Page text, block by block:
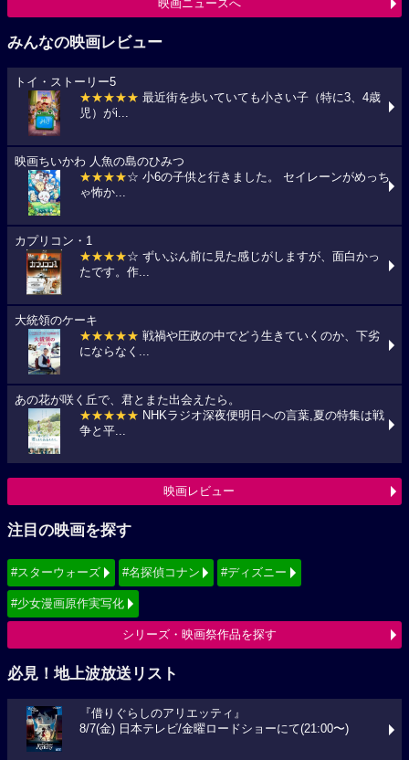
映画ニュースへ
みんなの映画レビュー
トイ・ストーリー5
★★★★★ 最近街を歩いていても小さい子（特に3、4歳
児）がi...
映画ちいかわ 人魚の島のひみつ
★★★★☆ 小6の子供と行きました。 セイレーンがめっち
ゃ怖か...
カプリコン・1
★★★★☆ ずいぶん前に見た感じがしますが、面白かっ
たです。作...
大統領のケーキ
★★★★★ 戦禍や圧政の中でどう生きていくのか、下劣
にならなく...
あの花が咲く丘で、君とまた出会えたら。
★★★★★ NHKラジオ深夜便明日への言葉,夏の特集は戦
争と平...
映画レビュー
注目の映画を探す
#スターウォーズ #名探偵コナン #ディズニー
#少女漫画原作実写化
シリーズ・映画祭作品を探す
必見！地上波放送リスト
『借りぐらしのアリエッティ』
8/7(金) 日本テレビ/金曜ロードショーにて(21:00〜)